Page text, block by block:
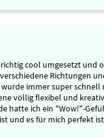
cool umgesetzt und
Richtungen
immer super schnell
völlig flexibel und
hatte ich ein "Wow!"-
und es für mich perfekt